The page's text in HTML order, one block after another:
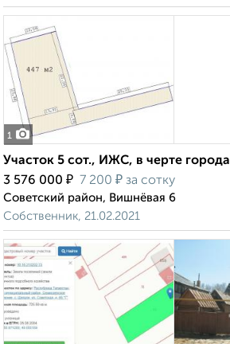
1
Участок 5 сот., ИЖС, в черте города
3 576 000 ₽ 7 200 ₽ за сотку
Советский район, Вишнёвая 6
Собственник, 21.02.2021